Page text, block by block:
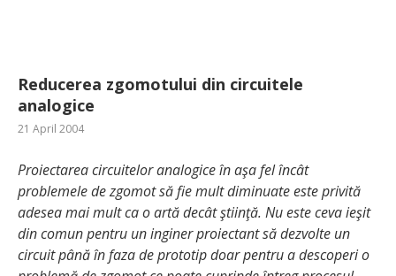
Reducerea zgomotului din circuitele
analogice
21 April 2004
Proiectarea circuitelor analogice în aşa fel încât
problemele de zgomot să fie mult diminuate este privită
adesea mai mult ca o artă decât ştiinţă. Nu este ceva ieşit
din comun pentru un inginer proiectant să dezvolte un
circuit până în faza de prototip doar pentru a descoperi o